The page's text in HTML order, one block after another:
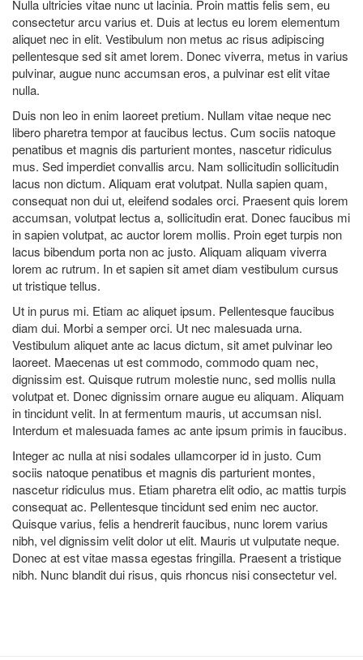
Nulla ultricies vitae nunc ut lacinia. Proin mattis felis sem, eu
consectetur arcu varius et. Duis at lectus eu lorem elementum
aliquet nec in elit. Vestibulum non metus ac risus adipiscing
pellentesque sed sit amet lorem. Donec viverra, metus in varius
pulvinar, augue nunc accumsan eros, a pulvinar est elit vitae
nulla.
Duis non leo in enim laoreet pretium. Nullam vitae neque nec
libero pharetra tempor at faucibus lectus. Cum sociis natoque
penatibus et magnis dis parturient montes, nascetur ridiculus
mus. Sed imperdiet convallis arcu. Nam sollicitudin sollicitudin
lacus non dictum. Aliquam erat volutpat. Nulla sapien quam,
consequat non dui ut, eleifend sodales orci. Praesent quis lorem
accumsan, volutpat lectus a, sollicitudin erat. Donec faucibus mi
in sapien volutpat, ac auctor lorem mollis. Proin eget turpis non
lacus bibendum porta non ac justo. Aliquam aliquam viverra
lorem ac rutrum. In et sapien sit amet diam vestibulum cursus
ut tristique tellus.
Ut in purus mi. Etiam ac aliquet ipsum. Pellentesque faucibus
diam dui. Morbi a semper orci. Ut nec malesuada urna.
Vestibulum aliquet ante ac lacus dictum, sit amet pulvinar leo
laoreet. Maecenas ut est commodo, commodo quam nec,
dignissim est. Quisque rutrum molestie nunc, sed mollis nulla
volutpat et. Donec dignissim ornare augue eu aliquam. Aliquam
in tincidunt velit. In at fermentum mauris, ut accumsan nisl.
Interdum et malesuada fames ac ante ipsum primis in faucibus.
Integer ac nulla at nisi sodales ullamcorper id in justo. Cum
sociis natoque penatibus et magnis dis parturient montes,
nascetur ridiculus mus. Etiam pharetra elit odio, ac mattis turpis
consequat ac. Pellentesque tincidunt sed enim nec auctor.
Quisque varius, felis a hendrerit faucibus, nunc lorem varius
nibh, vel dignissim velit dolor ut elit. Mauris ut vulputate neque.
Donec at est vitae massa egestas fringilla. Praesent a tristique
nibh. Nunc blandit dui risus, quis rhoncus nisi consectetur vel.